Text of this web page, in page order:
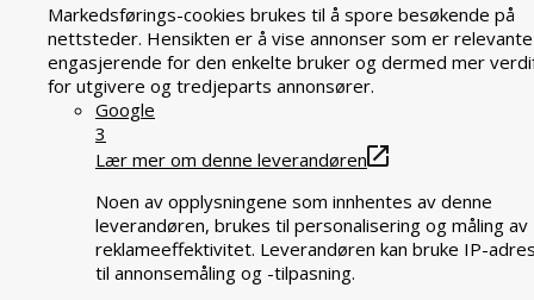
Markedsførings-cookies brukes til å spore besøkende på
nettsteder. Hensikten er å vise annonser som er
engasjerende for den enkelte bruker og dermed mer
for utgivere og tredjeparts annonsører.
Google
3
Lær mer om denne leverandøren
Noen av opplysningene som innhentes av denne
leverandøren, brukes til personalisering og måling av
reklameeffektivitet. Leverandøren kan bruke IP-
til annonsemåling og -tilpasning.